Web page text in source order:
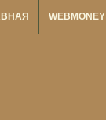
WEBMONEY